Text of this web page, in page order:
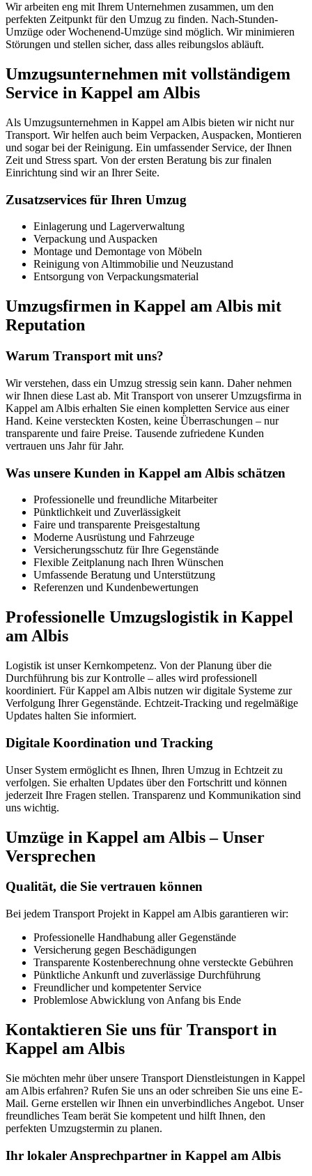
Wir arbeiten eng mit Ihrem Unternehmen zusammen, um den
perfekten Zeitpunkt für den Umzug zu finden. Nach-Stunden-
Umzüge oder Wochenend-Umzüge sind möglich. Wir minimieren
Störungen und stellen sicher, dass alles reibungslos abläuft.
Umzugsunternehmen mit vollständigem
Service in Kappel am Albis
Als Umzugsunternehmen in Kappel am Albis bieten wir nicht nur
Transport. Wir helfen auch beim Verpacken, Auspacken, Montieren
und sogar bei der Reinigung. Ein umfassender Service, der Ihnen
Zeit und Stress spart. Von der ersten Beratung bis zur finalen
Einrichtung sind wir an Ihrer Seite.
Zusatzservices für Ihren Umzug
Einlagerung und Lagerverwaltung
Verpackung und Auspacken
Montage und Demontage von Möbeln
Reinigung von Altimmobilie und Neuzustand
Entsorgung von Verpackungsmaterial
Umzugsfirmen in Kappel am Albis mit
Reputation
Warum Transport mit uns?
Wir verstehen, dass ein Umzug stressig sein kann. Daher nehmen
wir Ihnen diese Last ab. Mit Transport von unserer Umzugsfirma in
Kappel am Albis erhalten Sie einen kompletten Service aus einer
Hand. Keine versteckten Kosten, keine Überraschungen – nur
transparente und faire Preise. Tausende zufriedene Kunden
vertrauen uns Jahr für Jahr.
Was unsere Kunden in Kappel am Albis schätzen
Professionelle und freundliche Mitarbeiter
Pünktlichkeit und Zuverlässigkeit
Faire und transparente Preisgestaltung
Moderne Ausrüstung und Fahrzeuge
Versicherungsschutz für Ihre Gegenstände
Flexible Zeitplanung nach Ihren Wünschen
Umfassende Beratung und Unterstützung
Referenzen und Kundenbewertungen
Professionelle Umzugslogistik in Kappel
am Albis
Logistik ist unser Kernkompetenz. Von der Planung über die
Durchführung bis zur Kontrolle – alles wird professionell
koordiniert. Für Kappel am Albis nutzen wir digitale Systeme zur
Verfolgung Ihrer Gegenstände. Echtzeit-Tracking und regelmäßige
Updates halten Sie informiert.
Digitale Koordination und Tracking
Unser System ermöglicht es Ihnen, Ihren Umzug in Echtzeit zu
verfolgen. Sie erhalten Updates über den Fortschritt und können
jederzeit Ihre Fragen stellen. Transparenz und Kommunikation sind
uns wichtig.
Umzüge in Kappel am Albis – Unser
Versprechen
Qualität, die Sie vertrauen können
Bei jedem Transport Projekt in Kappel am Albis garantieren wir:
Professionelle Handhabung aller Gegenstände
Versicherung gegen Beschädigungen
Transparente Kostenberechnung ohne versteckte Gebühren
Pünktliche Ankunft und zuverlässige Durchführung
Freundlicher und kompetenter Service
Problemlose Abwicklung von Anfang bis Ende
Kontaktieren Sie uns für Transport in
Kappel am Albis
Sie möchten mehr über unsere Transport Dienstleistungen in Kappel
am Albis erfahren? Rufen Sie uns an oder schreiben Sie uns eine E-
Mail. Gerne erstellen wir Ihnen ein unverbindliches Angebot. Unser
freundliches Team berät Sie kompetent und hilft Ihnen, den
perfekten Umzugstermin zu planen.
Ihr lokaler Ansprechpartner in Kappel am Albis